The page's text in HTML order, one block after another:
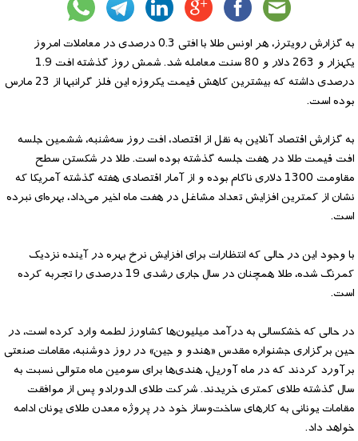
به گزارش رویترز، هر اونس طلا با افتی 0.3 درصدی در معاملات امروز
یکهزار و 263 دلار و 80 سنت معامله شد. شمش روز گذشته افت 1.9
درصدی داشته که بیشترین کاهش قیمت یکروزه این فلز گرانبها از 23 مارس
بوده است.
به گزارش اقتصاد آنلاین به نقل از اقتصاد، افت روز سه‌شنبه، ششمین جلسه
افت قیمت طلا در هفت جلسه گذشته بوده است. طلا در شکستن سطح
مقاومت 1300 دلاری ناکام بوده و از آمار اقتصادی هفته گذشته آمریکا که
نشان از کمترین افزایش تعداد مشاغل در هفت ماه اخیر می‌داد، بهره‌ای نبرده
است.
با وجود این در حالی که انتظارات برای افزایش نرخ بهره در آینده نزدیک
کمرنگ شده، طلا همچنان در سال جاری رشدی 19 درصدی را تجربه کرده
است.
در حالی که خشکسالی به درآمد میلیون‌ها کشاورز لطمه وارد کرده است، در
حین برگزاری جشنواره مقدس «هندو و جین» در روز دوشنبه، مقامات صنعتی
برآورد کردند که در ماه آوریل،‌ هندی‌ها برای سومین ماه متوالی نسبت به
سال گذشته طلای کمتری خریدند. شرکت طلای الدورادو پس از موافقت
مقامات یونانی به کارهای ساخت‌وساز خود در پروژه معدن طلای یونان ادامه
خواهد داد.